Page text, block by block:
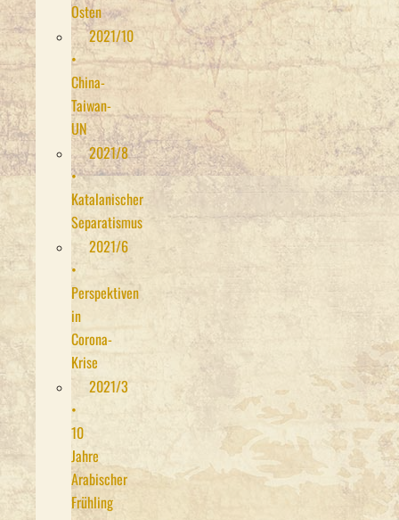
Osten
2021/10
•
China-
Taiwan-
UN
2021/8
•
Katalanischer
Separatismus
2021/6
•
Perspektiven
in
Corona-
Krise
2021/3
•
10
Jahre
Arabischer
Frühling